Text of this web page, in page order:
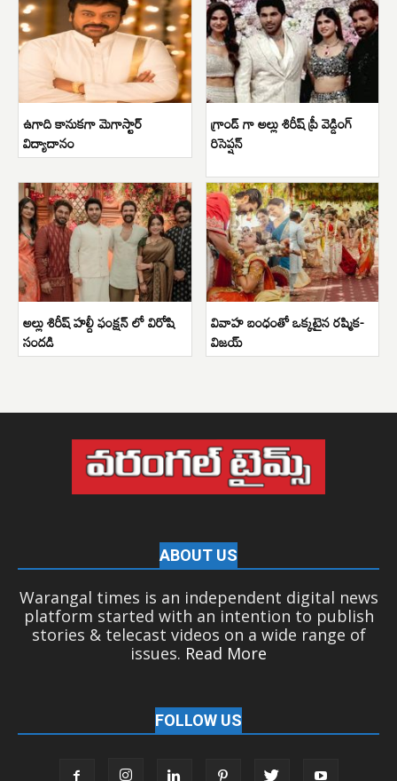
ఉగాది కానుకగా మెగాస్టార్
విద్యాదానం
గ్రాండ్ గా అల్లు శిరీష్ ప్రీ వెడ్డింగ్
రిసెప్షన్
అల్లు శిరీష్ హల్దీ ఫంక్షన్ లో విరోషి
సందడి
వివాహ బంధంతో ఒక్కటైన రష్మిక-
విజయ్
ABOUT US
Warangal times is an independent digital news
platform started with an intention to publish
stories & telecast videos on a wide range of
issues. Read More
FOLLOW US